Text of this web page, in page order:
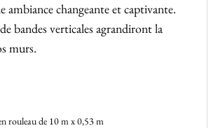
ambiance changeante et captivante.
bandes verticales agrandiront la
murs.
rouleau de 10 m x 0,53 m